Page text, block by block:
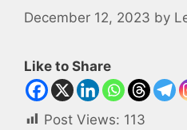
December 12, 2023 by
Like to Share
Post Views: 113